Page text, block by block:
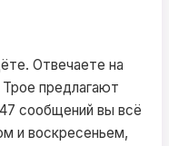
Отвечаете на
предлагают
сообщений вы всё
и воскресеньем,